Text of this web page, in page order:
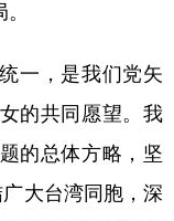
一，是我们党矢
的共同愿望。我
的总体方略，坚
大台湾同胞，深